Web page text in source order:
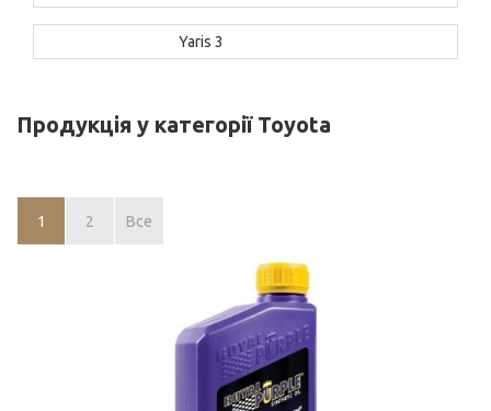
Yaris 3
Продукція у категорії Toyota
1 2 Все